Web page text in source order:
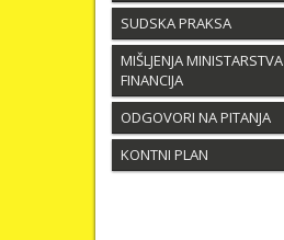
SUDSKA PRAKSA
MIŠLJENJA MINISTARSTVA
FINANCIJA
ODGOVORI NA PITANJA
KONTNI PLAN